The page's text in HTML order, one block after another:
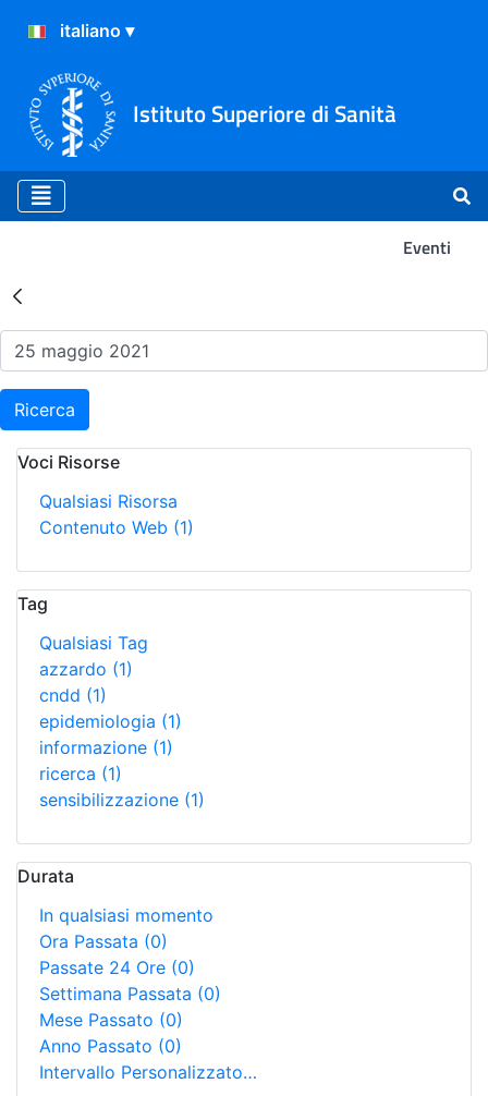
Istituto Superiore di Sanità
Eventi
Risultati della Ricerca -
Ricerca
Voci Risorse
Qualsiasi Risorsa
Contenuto Web (1)
Tag
Qualsiasi Tag
azzardo (1)
cndd (1)
epidemiologia (1)
informazione (1)
ricerca (1)
sensibilizzazione (1)
Durata
In qualsiasi momento
Ora Passata (0)
Passate 24 Ore (0)
Settimana Passata (0)
Mese Passato (0)
Anno Passato (0)
Intervallo Personalizzato…